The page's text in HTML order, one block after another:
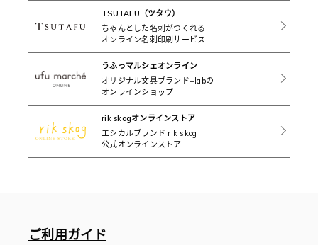
TSUTAFU（ツタウ）
ちゃんとした名刺がつくれる
オンライン名刺印刷サービス
うふっマルシェオンライン
オリジナル文具ブランド+labの
オンラインショップ
rik skogオンラインストア
エシカルブランド rik skog
公式オンラインストア
ご利用ガイド